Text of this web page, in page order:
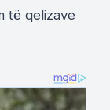
të qelizave